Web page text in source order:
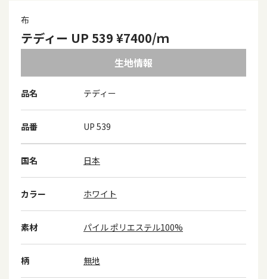
布
テディー UP 539 ¥7400/ｍ
生地情報
品名 テディー
品番 UP 539
国名 日本
カラー ホワイト
素材 パイル ポリエステル100%
柄 無地